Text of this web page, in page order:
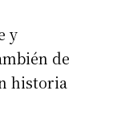
y
de
historia